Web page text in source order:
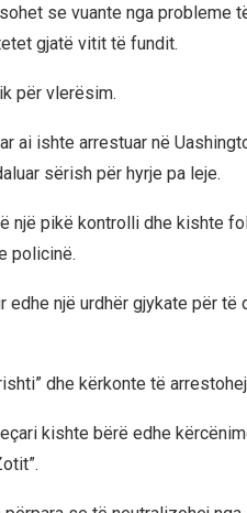
se vuante nga probleme
gjatë vitit të fundit.
për vlerësim.
ai ishte arrestuar në
sërish për hyrje pa leje.
një pikë kontrolli dhe kishte
policinë.
një urdhër gjykate për të
dhe kërkonte të
kishte bërë edhe